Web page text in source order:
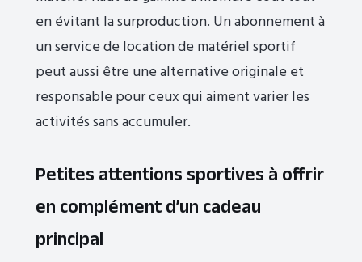
en évitant la surproduction. Un abonnement à
un service de location de matériel sportif
peut aussi être une alternative originale et
responsable pour ceux qui aiment varier les
activités sans accumuler.
Petites attentions sportives à offrir
en complément d’un cadeau
principal